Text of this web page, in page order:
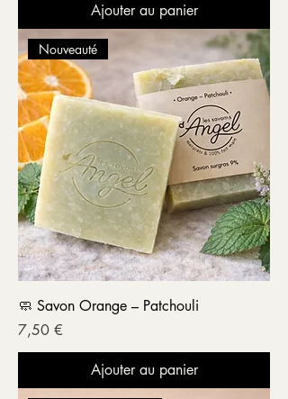
Ajouter au panier
Nouveauté
🧼 Savon Orange – Patchouli
Prix
7,50 €
Ajouter au panier